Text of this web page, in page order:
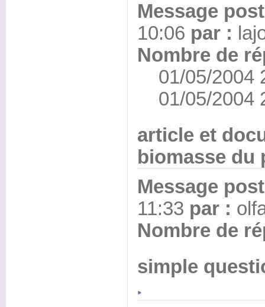
Message
10:06 par :
Nombre de
01/05/2004
01/05/2004
article et
biomasse
Message
11:33 par :
Nombre de
simple